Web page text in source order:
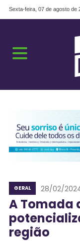
Sexta-feira, 07 de agosto de
GERAL 28/02/
A Tomada
região